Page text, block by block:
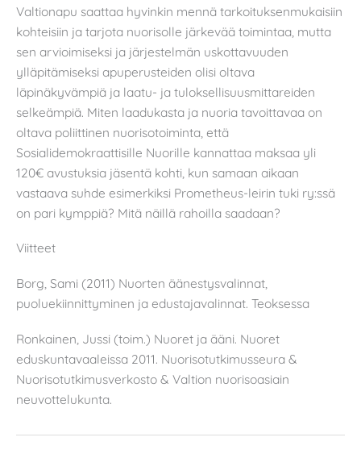
Valtionapu saattaa hyvinkin mennä tarkoituksenmukaisiin
kohteisiin ja tarjota nuorisolle järkevää toimintaa, mutta
sen arvioimiseksi ja järjestelmän uskottavuuden
ylläpitämiseksi apuperusteiden olisi oltava
läpinäkyvämpiä ja laatu- ja tuloksellisuusmittareiden
selkeämpiä. Miten laadukasta ja nuoria tavoittavaa on
oltava poliittinen nuorisotoiminta, että
Sosialidemokraattisille Nuorille kannattaa maksaa yli
120€ avustuksia jäsentä kohti, kun samaan aikaan
vastaava suhde esimerkiksi Prometheus-leirin tuki ry:ssä
on pari kymppiä? Mitä näillä rahoilla saadaan?
Viitteet
Borg, Sami (2011) Nuorten äänestysvalinnat,
puoluekiinnittyminen ja edustajavalinnat. Teoksessa
Ronkainen, Jussi (toim.) Nuoret ja ääni. Nuoret
eduskuntavaaleissa 2011. Nuorisotutkimusseura &
Nuorisotutkimusverkosto & Valtion nuorisoasiain
neuvottelukunta.